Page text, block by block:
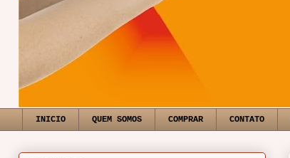
INICIO QUEM SOMOS COMPRAR CONTATO